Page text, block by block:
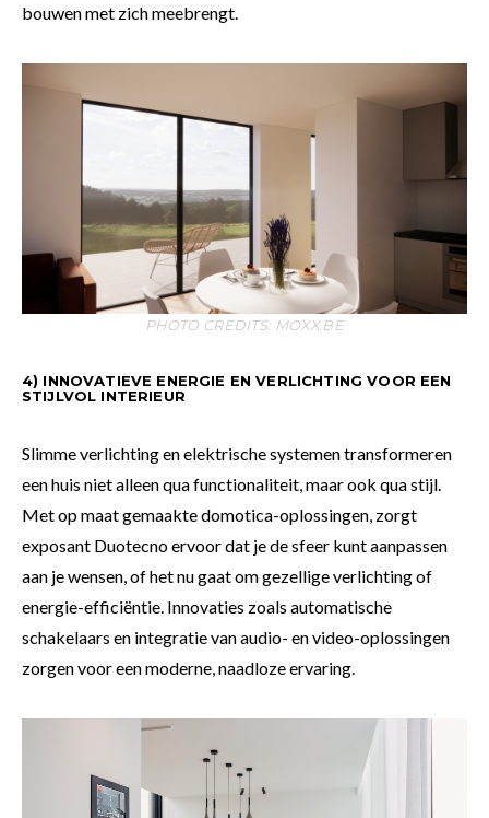
bouwen met zich meebrengt.
PHOTO CREDITS: MOXX.BE
4) INNOVATIEVE ENERGIE EN VERLICHTING VOOR EEN
STIJLVOL INTERIEUR
Slimme verlichting en elektrische systemen transformeren
een huis niet alleen qua functionaliteit, maar ook qua stijl.
Met op maat gemaakte domotica-oplossingen, zorgt
exposant Duotecno ervoor dat je de sfeer kunt aanpassen
aan je wensen, of het nu gaat om gezellige verlichting of
energie-efficiëntie. Innovaties zoals automatische
schakelaars en integratie van audio- en video-oplossingen
zorgen voor een moderne, naadloze ervaring.